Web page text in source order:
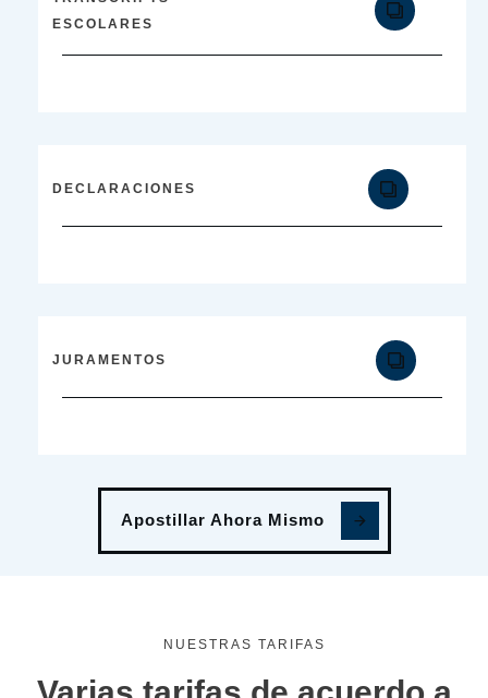
ESCOLARES
DECLARACIONES
JURAMENTOS
Apostillar Ahora Mismo
NUESTRAS TARIFAS